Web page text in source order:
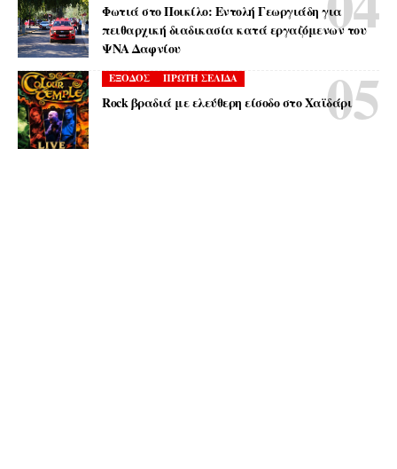
Φωτιά στο Ποικίλο: Εντολή Γεωργιάδη για
πειθαρχική διαδικασία κατά εργαζόμενων του
ΨΝΑ Δαφνίου
ΕΞΟΔΟΣ ΠΡΩΤΗ ΣΕΛΙΔΑ
Rock βραδιά με ελεύθερη είσοδο στο Χαϊδάρι